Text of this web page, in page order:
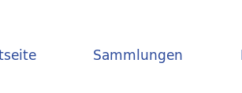
Sammlungen